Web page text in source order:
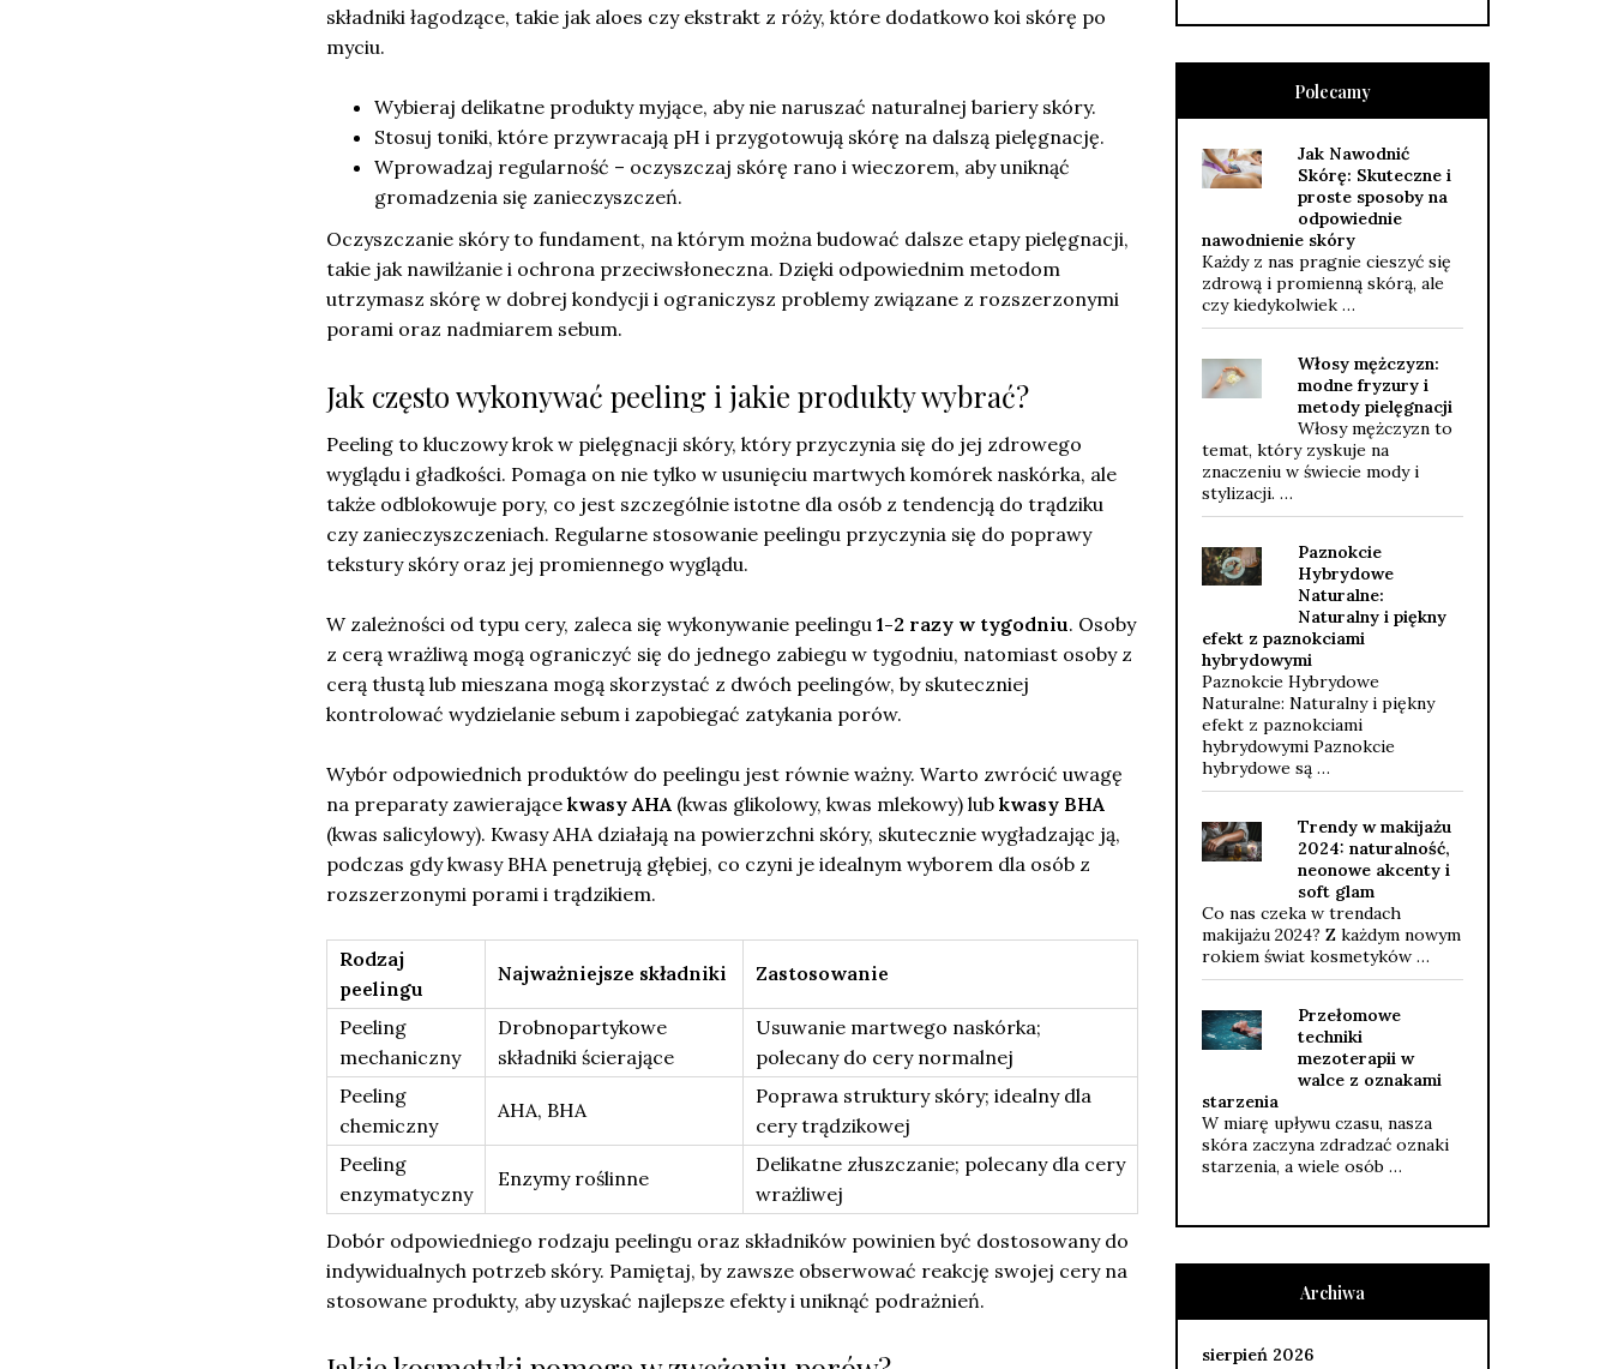
składniki łagodzące, takie jak aloes czy ekstrakt z róży, które dodatkowo koi skórę po
myciu.
Wybieraj delikatne produkty myjące, aby nie naruszać naturalnej bariery skóry.
Stosuj toniki, które przywracają pH i przygotowują skórę na dalszą pielęgnację.
Wprowadzaj regularność – oczyszczaj skórę rano i wieczorem, aby uniknąć
gromadzenia się zanieczyszczeń.
Oczyszczanie skóry to fundament, na którym można budować dalsze etapy pielęgnacji,
takie jak nawilżanie i ochrona przeciwsłoneczna. Dzięki odpowiednim metodom
utrzymasz skórę w dobrej kondycji i ograniczysz problemy związane z rozszerzonymi
porami oraz nadmiarem sebum.
Jak często wykonywać peeling i jakie produkty wybrać?
Peeling to kluczowy krok w pielęgnacji skóry, który przyczynia się do jej zdrowego
wyglądu i gładkości. Pomaga on nie tylko w usunięciu martwych komórek naskórka, ale
także odblokowuje pory, co jest szczególnie istotne dla osób z tendencją do trądziku
czy zanieczyszczeniach. Regularne stosowanie peelingu przyczynia się do poprawy
tekstury skóry oraz jej promiennego wyglądu.
W zależności od typu cery, zaleca się wykonywanie peelingu1-2 razy w tygodniu. Osoby
z cerą wrażliwą mogą ograniczyć się do jednego zabiegu w tygodniu, natomiast osoby z
cerą tłustą lub mieszana mogą skorzystać z dwóch peelingów, by skuteczniej
kontrolować wydzielanie sebum i zapobiegać zatykania porów.
Wybór odpowiednich produktów do peelingu jest równie ważny. Warto zwrócić uwagę
na preparaty zawierające kwasy AHA (kwas glikolowy, kwas mlekowy) lub kwasy BHA
(kwas salicylowy). Kwasy AHA działają na powierzchni skóry, skutecznie wygładzając ją,
podczas gdy kwasy BHA penetrują głębiej, co czyni je idealnym wyborem dla osób z
rozszerzonymi porami i trądzikiem.
Rodzaj
peelingu
Najważniejsze składniki Zastosowanie
Peeling
mechaniczny
Drobnopartykowe
składniki ścierające
Usuwanie martwego naskórka;
polecany do cery normalnej
Peeling
chemiczny
AHA, BHA
Poprawa struktury skóry; idealny dla
cery trądzikowej
Peeling
enzymatyczny
Enzymy roślinne
Delikatne złuszczanie; polecany dla cery
wrażliwej
Dobór odpowiedniego rodzaju peelingu oraz składników powinien być dostosowany do
indywidualnych potrzeb skóry. Pamiętaj, by zawsze obserwować reakcję swojej cery na
stosowane produkty, aby uzyskać najlepsze efekty i uniknąć podrażnień.
Polecamy
Jak Nawodnić
Skórę: Skuteczne i
proste sposoby na
odpowiednie
nawodnienie skóry
Każdy z nas pragnie cieszyć się
zdrową i promienną skórą, ale
czy kiedykolwiek …
Włosy mężczyzn:
modne fryzury i
metody pielęgnacji
Włosy mężczyzn to
temat, który zyskuje na
znaczeniu w świecie mody i
stylizacji. …
Paznokcie
Hybrydowe
Naturalne:
Naturalny i piękny
efekt z paznokciami
hybrydowymi
Paznokcie Hybrydowe
Naturalne: Naturalny i piękny
efekt z paznokciami
hybrydowymi Paznokcie
hybrydowe są …
Trendy w makijażu
2024: naturalność,
neonowe akcenty i
soft glam
Co nas czeka w trendach
makijażu 2024? Z każdym nowym
rokiem świat kosmetyków …
Przełomowe
techniki
mezoterapii w
walce z oznakami
starzenia
W miarę upływu czasu, nasza
skóra zaczyna zdradzać oznaki
starzenia, a wiele osób …
Archiwa
sierpień 2026